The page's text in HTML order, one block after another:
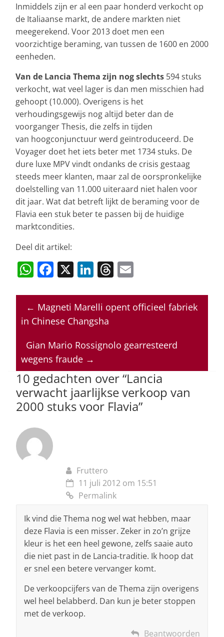
Inmiddels zijn er al een paar honderd verkocht op
de Italiaanse markt, de andere markten niet
meegerekend. Voor 2013 doet men een
voorzichtige beraming, van tussen de 1600 en 2000
eenheden.
Van de Lancia Thema zijn nog slechts 594 stuks
verkocht, wat veel lager is dan men misschien had
gehoopt (10.000). Overigens is het
verhoudingsgewijs nog altijd beter dan de
voorganger Thesis, die zelfs in tijden
van hoogconjunctuur werd geïntroduceerd. De
Voyager doet het iets beter met 1734 stuks. De
dure luxe MPV vindt ondanks de crisis gestaag
steeds meer klanten, maar zal de oorspronkelijke
doelstelling van 11.000 uiteraard niet halen voor
dit jaar. Wat dat betreft lijkt de beraming voor de
Flavia een stuk beter te passen bij de huidige
marktcondities.
Deel dit artikel:
W
at
s
p
p
F
c
e
o
o
k
X Li
k
e
n
T
re
a
s
ai
l
← Magneti Marelli opent officieel fabriek
in Chinese Changsha
Gian Mario Rossignolo gearresteerd
wegens fraude →
10 gedachten over “Lancia
verwacht jaarlijkse verkoop van
2000 stuks voor Flavia”
Fruttero
11 juli 2012 om 15:51
Permalink
Ik vind die Thema nog wel wat hebben, maar
deze Flavia is een misser. Zeker in zo’n grijze
kleur is het een heel gewone, zelfs saaie auto
die niet past in de Lancia-traditie. Ik hoop dat
er snel een betere vervanger komt.
De verkoopcijfers van de Thema zijn overigens
wel heel belabberd. Dan kun je beter stoppen
met de verkoop.
Beantwoorden